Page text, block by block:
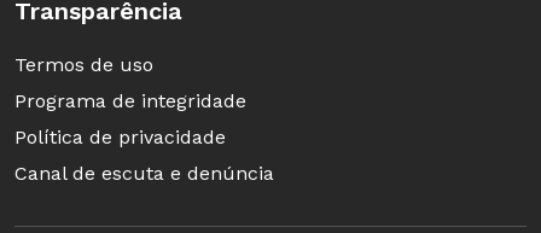
Paratodos, Marcelo Mesquita, 110 min,
disponível no Itunes e no Google Play
Imagens: divulgação
Transparência
Termos de uso
Programa de integridade
Política de privacidade
Canal de escuta e denúncia